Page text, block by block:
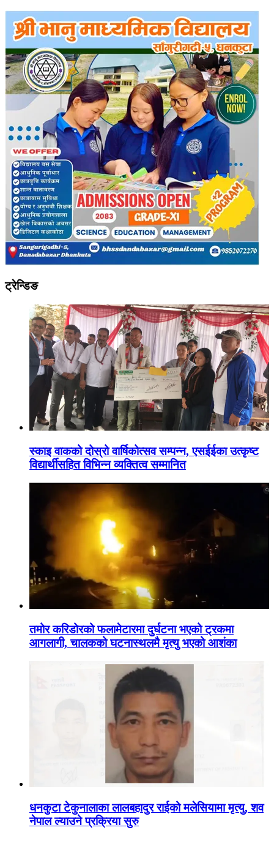
ट्रेन्डिङ
स्काइ वाकको दोस्रो वार्षिकोत्सव सम्पन्न, एसईईका उत्कृष्ट
विद्यार्थीसहित विभिन्न व्यक्तित्व सम्मानित
तमोर करिडोरको फलामेटारमा दुर्घटना भएको ट्रकमा
आगलागी, चालकको घटनास्थलमै मृत्यु भएको आशंका
धनकुटा टेकुनालाका लालबहादुर राईको मलेसियामा मृत्यु, शव
नेपाल ल्याउने प्रक्रिया सुरु